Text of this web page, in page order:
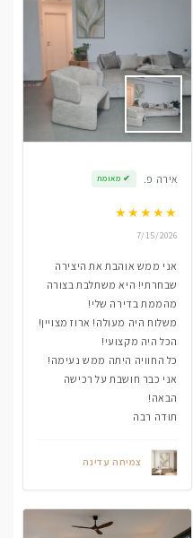
אירה פ. ✔ מאומת
★★★★★
7/15/2026
אני ממש אוהבת את היצירה
שבחרתי! היא משתלבת בצורה
מהממת בדירה שלי!
משלוח היה מעולה! ארוז מצויין!
הכל היה מקצועי!
כל החוויה היתה ממש נעימה!
אני כבר חושבת על רכישה
הבאה!
תודה רבה
צמיחה עדינה